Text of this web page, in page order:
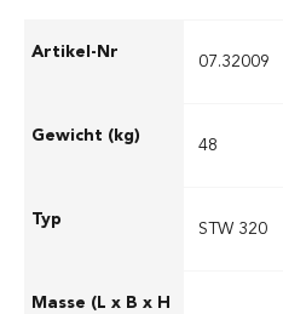
07.32009
48
STW 320